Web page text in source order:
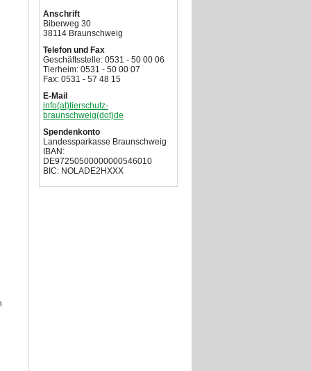
Anschrift
Biberweg 30
38114 Braunschweig
Telefon und Fax
Geschäftsstelle: 0531 - 50 00 06
Tierheim: 0531 - 50 00 07
Fax: 0531 - 57 48 15
E-Mail
info(at)tierschutz-
braunschweig(dot)de
Spendenkonto
Landessparkasse Braunschweig
IBAN:
DE97250500000000546010
BIC: NOLADE2HXXX